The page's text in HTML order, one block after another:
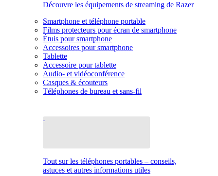
Découvre les équipements de streaming de Razer
Smartphone et téléphone portable
Films protecteurs pour écran de smartphone
Étuis pour smartphone
Accessoires pour smartphone
Tablette
Accessoire pour tablette
Audio- et vidéoconférence
Casques & écouteurs
Téléphones de bureau et sans-fil
Tout sur les téléphones portables – conseils,
astuces et autres informations utiles